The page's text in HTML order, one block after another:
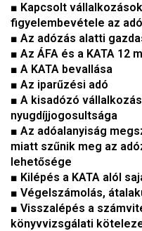
■ Kapcsolt
figyelembevétele az
■ Az adózás alatti
■ Az ÁFA és a KATA 12
■ A KATA bevallása
■ Az iparűzési adó
■ A kisadózó
nyugdíjjogosultsága
■ Az adóalanyiság
miatt szűnik meg az
lehetősége
■ Kilépés a KATA alól
■ Végelszámolás,
■ Visszalépés a
könyvvizsgálati